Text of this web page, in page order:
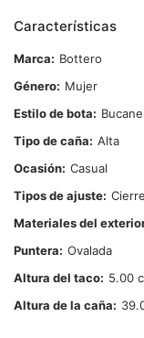
Características
Marca
Bottero
Género
Mujer
Estilo de bota
Tipo de caña
Alta
Ocasión Casual
Tipos de ajuste Cierre
Materiales del
Puntera
Ovalada
Altura del taco
5.00
Altura de la caña